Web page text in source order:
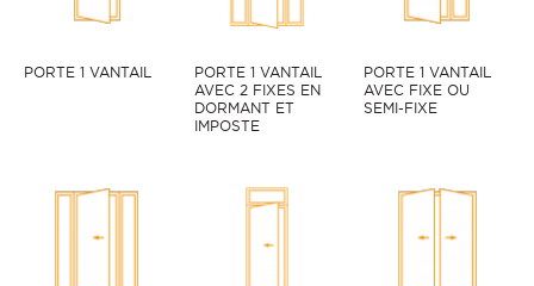
PORTE 1 VANTAIL
PORTE 1 VANTAIL
AVEC 2 FIXES EN
DORMANT ET
IMPOSTE
PORTE 1 VANTAIL
AVEC FIXE OU
SEMI-FIXE